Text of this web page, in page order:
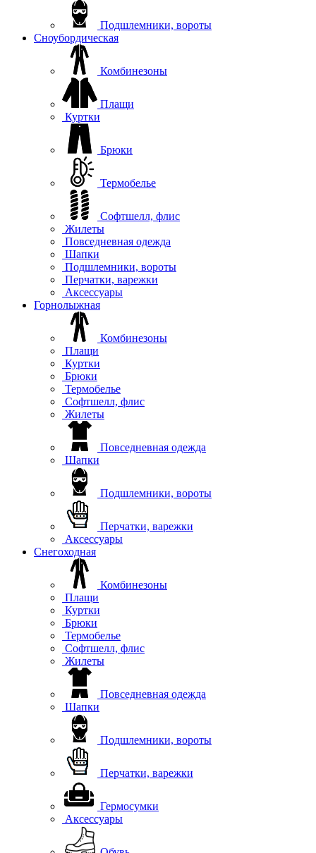
Подшлемники, вороты
Сноубордическая
Комбинезоны
Плащи
Куртки
Брюки
Термобелье
Софтшелл, флис
Жилеты
Повседневная одежда
Шапки
Подшлемники, вороты
Перчатки, варежки
Аксессуары
Горнолыжная
Комбинезоны
Плащи
Куртки
Брюки
Термобелье
Софтшелл, флис
Жилеты
Повседневная одежда
Шапки
Подшлемники, вороты
Перчатки, варежки
Аксессуары
Снегоходная
Комбинезоны
Плащи
Куртки
Брюки
Термобелье
Софтшелл, флис
Жилеты
Повседневная одежда
Шапки
Подшлемники, вороты
Перчатки, варежки
Гермосумки
Аксессуары